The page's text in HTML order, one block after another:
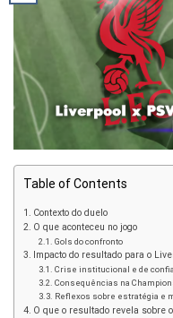
Table of Contents
Contexto do duelo
O que aconteceu no jogo
Gols do confronto
Impacto do resultado para o
Crise institucional e de
Consequências na
Reflexos sobre estratégia e
O que o resultado revela sobre